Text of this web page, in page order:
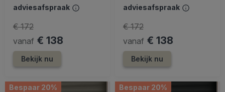
adviesafspraak
vanaf € 138
€ 172
Bekijk nu
adviesafspraak
vanaf € 138
€ 172
Bekijk nu
Bespaar 20% Bespaar 20%